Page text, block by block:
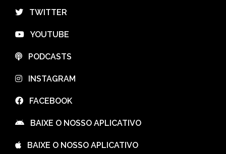
⠀TWITTER
⠀YOUTUBE
⠀PODCASTS
⠀INSTAGRAM
⠀FACEBOOK
⠀BAIXE O NOSSO APLICATIVO
⠀BAIXE O NOSSO APLICATIVO